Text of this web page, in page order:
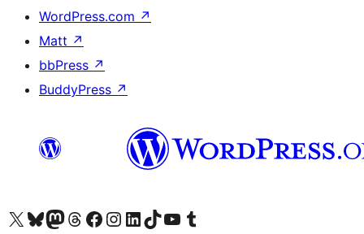
WordPress.com ↗
Matt ↗
bbPress ↗
BuddyPress ↗
Visit our X (formerly Twitter) account
ഞങ്ങളുടെ ബ്ലൂസ്കൈ അക്കൗണ്ട് സന്ദർശിക്കുക
Visit our Mastodon account
ഞങ്ങളുടെ ത്രെഡ്സ് അക്കൗണ്ട് സന്ദർശിക്കുക
Visit our Facebook page
Visit our Instagram account
Visit our LinkedIn account
ഞങ്ങളുടെ ടിക് ടോക് അക്കൗണ്ട് സന്ദർശിക്കുക
Visit our YouTube channel
ഞങ്ങളുടെ ടംബ്ലർ അക്കൗണ്ട് സന്ദർശിക്കുക